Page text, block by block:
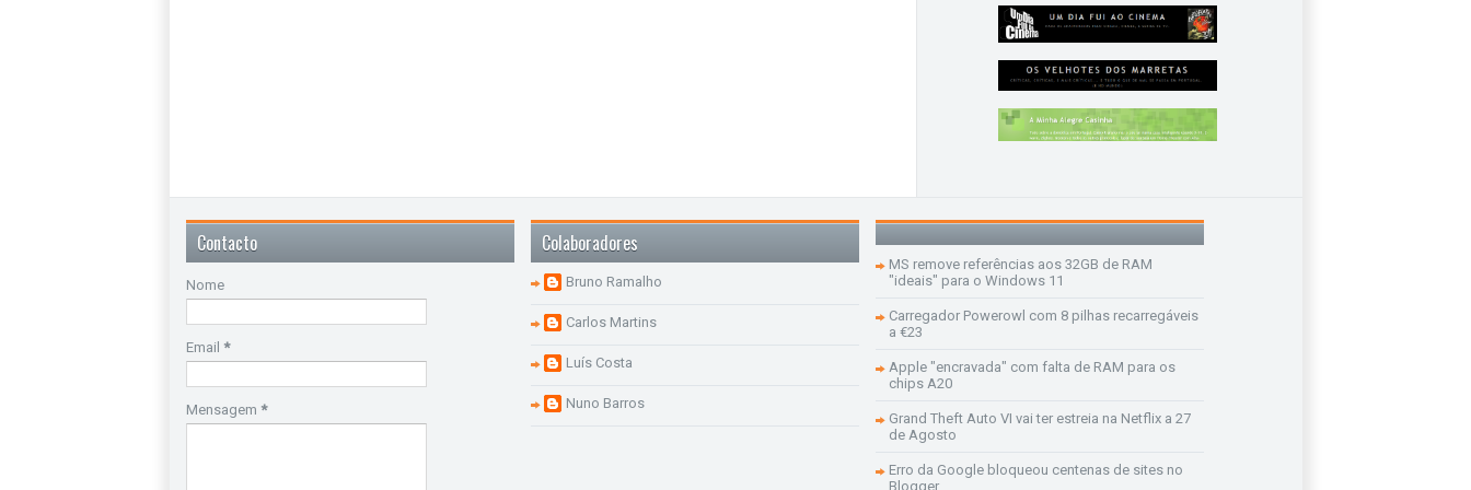
Contacto
Nome
Email *
Mensagem *
Colaboradores
Bruno Ramalho
Carlos Martins
Luís Costa
Nuno Barros
MS remove referências aos 32GB de RAM
"ideais" para o Windows 11
Carregador Powerowl com 8 pilhas recarregáveis
a €23
Apple "encravada" com falta de RAM para os
chips A20
Grand Theft Auto VI vai ter estreia na Netflix a 27
de Agosto
Erro da Google bloqueou centenas de sites no
Blogger